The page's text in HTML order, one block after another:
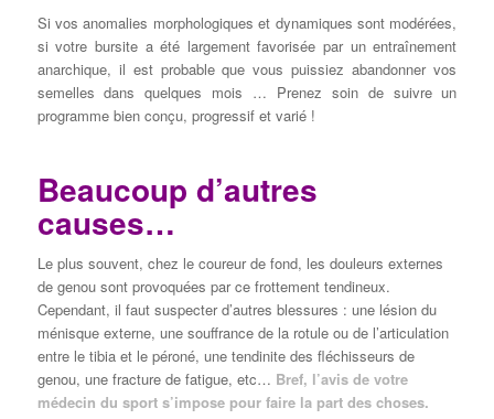
Si vos anomalies morphologiques et dynamiques sont modérées,
si votre bursite a été largement favorisée par un entraînement
anarchique, il est probable que vous puissiez abandonner vos
semelles dans quelques mois … Prenez soin de suivre un
programme bien conçu, progressif et varié !
Beaucoup d’autres
causes…
Le plus souvent, chez le coureur de fond, les douleurs externes
de genou sont provoquées par ce frottement tendineux.
Cependant, il faut suspecter d’autres blessures : une lésion du
ménisque externe, une souffrance de la rotule ou de l’articulation
entre le tibia et le péroné, une tendinite des fléchisseurs de
genou, une fracture de fatigue, etc… Bref, l’avis de votre
médecin du sport s’impose pour faire la part des choses.